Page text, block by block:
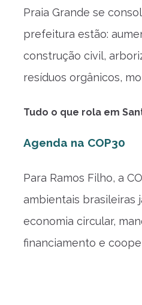
Praia Grande se
prefeitura estão:
construção civil,
resíduos orgânicos,
Tudo o que rola em
Agenda na COP30
Para Ramos Filho, a
ambientais brasileiras
economia circular,
financiamento e